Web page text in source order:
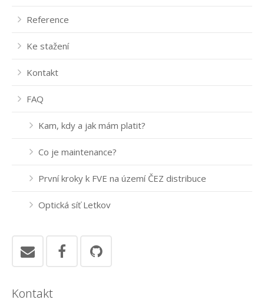
Reference
Ke stažení
Kontakt
FAQ
Kam, kdy a jak mám platit?
Co je maintenance?
První kroky k FVE na území ČEZ distribuce
Optická síť Letkov
Kontakt